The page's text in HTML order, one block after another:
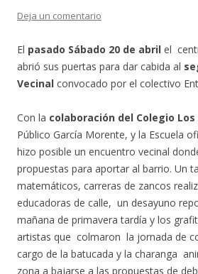
Deja un comentario
El pasado Sábado 20 de abril el
abrió sus puertas para dar cabida al
Vecinal convocado por el colectivo
Con la colaboración del Colegio Los
Público García Morente, y la Escuela
hizo posible un encuentro vecinal
propuestas para aportar al barrio. Un
matemáticos, carreras de zancos
educadoras de calle, un desayuno
mañana de primavera tardía y los
artistas que colmaron la jornada de
cargo de la batucada y la charanga
zona a bajarse a las propuestas de